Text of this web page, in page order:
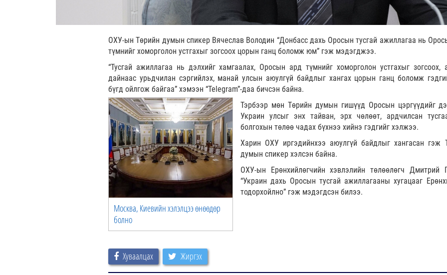
ОХУ-ын Төрийн думын спикер Вячеслав Володин “Донбасс дахь Оросын тусгай ажиллагаа нь
түмнийг хоморголон устгахыг зогсоох цорын ганц боломж юм” гэж мэдэгджээ.
“Тусгай ажиллагаа нь дэлхийг хамгаалах, Оросын ард түмнийг хоморголон устгахыг зогсоох,
дайнаас урьдчилан сэргийлэх, манай улсын аюулгүй байдлыг хангах цорын ганц боломж
бүгд ойлгож байгаа” хэмээн “Telegram”-даа бичсэн байна.
Москва, Киевийн хэлэлцээ өнөөдөр
болно
Тэрбээр мөн Төрийн думын гишүүд Оросын цэргүүдийг
Украин улсыг энх тайван, эрх чөлөөт, ардчилсан
болгохын төлөө чадах бүхнээ хийнэ гэдгийг хэлжээ.
Харин ОХУ иргэдийнхээ аюулгүй байдлыг хангасан гэж
думын спикер хэлсэн байна.
ОХУ-ын Ерөнхийлөгчийн хэвлэлийн төлөөлөгч Дмитрий
“Украин дахь Оросын тусгай ажиллагааны хугацааг
тодорхойлно” гэж мэдэгдсэн билээ.
Хуваалцах Жиргэх